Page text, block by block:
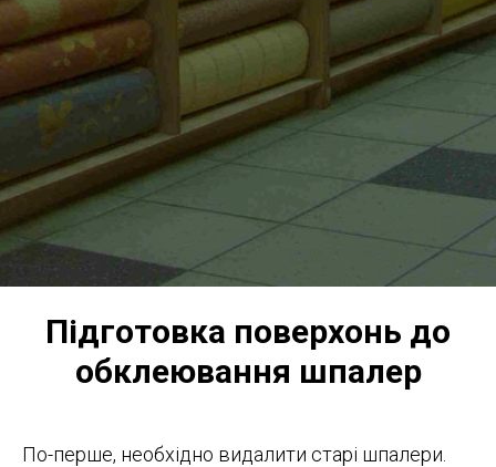
Підготовка поверхонь до
обклеювання шпалер
По-перше, необхідно видалити старі шпалери.